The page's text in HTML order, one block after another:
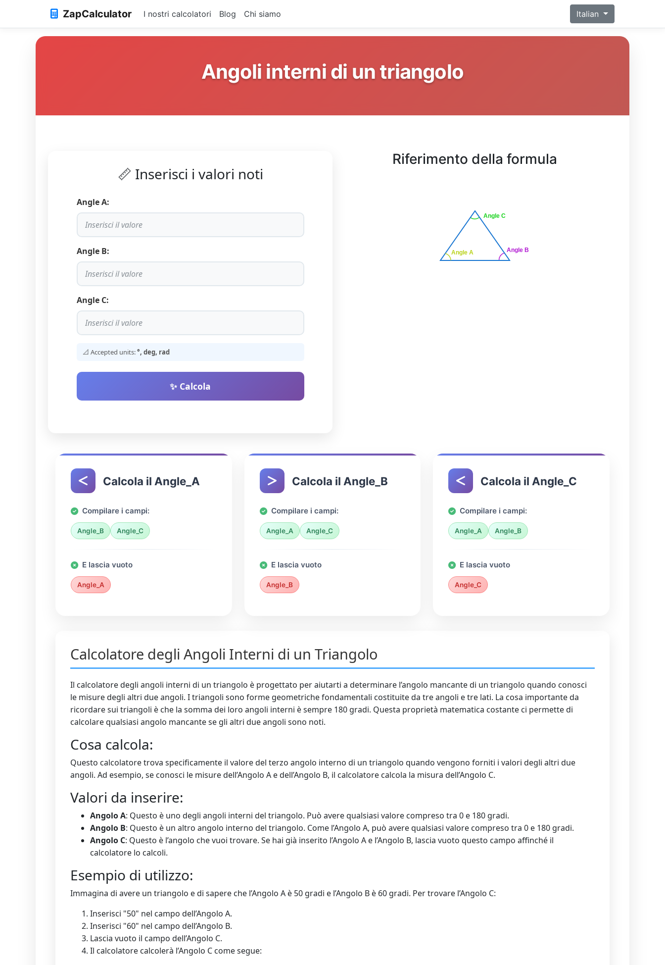
ZapCalculator I nostri calcolatori Blog Chi siamo Italian
Angoli interni di un triangolo
📏 Inserisci i valori noti
Angle A:
Angle B:
Angle C:
📐 Accepted units:°, deg, rad
✨ Calcola
Riferimento della formula
Angle A Angle B
Angle C
Calcola il Angle_A
Compilare i campi:
Angle_B Angle_C
E lascia vuoto
Angle_A
Calcola il Angle_B
Compilare i campi:
Angle_A Angle_C
E lascia vuoto
Angle_B
Calcola il Angle_C
Compilare i campi:
Angle_A Angle_B
E lascia vuoto
Angle_C
Calcolatore degli Angoli Interni di un Triangolo
Il calcolatore degli angoli interni di un triangolo è progettato per aiutarti a determinare l’angolo mancante di un triangolo quando conosci
le misure degli altri due angoli. I triangoli sono forme geometriche fondamentali costituite da tre angoli e tre lati. La cosa importante da
ricordare sui triangoli è che la somma dei loro angoli interni è sempre 180 gradi. Questa proprietà matematica costante ci permette di
calcolare qualsiasi angolo mancante se gli altri due angoli sono noti.
Cosa calcola:
Questo calcolatore trova specificamente il valore del terzo angolo interno di un triangolo quando vengono forniti i valori degli altri due
angoli. Ad esempio, se conosci le misure dell’Angolo A e dell’Angolo B, il calcolatore calcola la misura dell’Angolo C.
Valori da inserire:
Angolo A: Questo è uno degli angoli interni del triangolo. Può avere qualsiasi valore compreso tra 0 e 180 gradi.
Angolo B: Questo è un altro angolo interno del triangolo. Come l’Angolo A, può avere qualsiasi valore compreso tra 0 e 180 gradi.
Angolo C: Questo è l’angolo che vuoi trovare. Se hai già inserito l’Angolo A e l’Angolo B, lascia vuoto questo campo affinché il
calcolatore lo calcoli.
Esempio di utilizzo:
Immagina di avere un triangolo e di sapere che l’Angolo A è 50 gradi e l’Angolo B è 60 gradi. Per trovare l’Angolo C:
Inserisci "50" nel campo dell’Angolo A.
Inserisci "60" nel campo dell’Angolo B.
Lascia vuoto il campo dell’Angolo C.
Il calcolatore calcolerà l’Angolo C come segue: